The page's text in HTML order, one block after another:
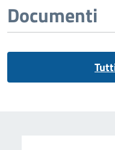
Documenti